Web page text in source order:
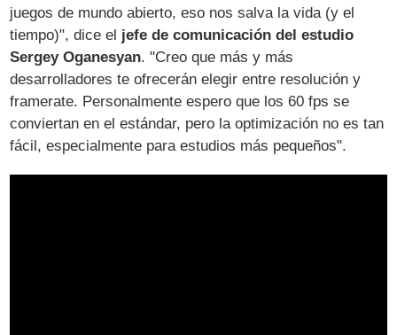
juegos de mundo abierto, eso nos salva la vida (y el
tiempo)", dice el jefe de comunicación del estudio
Sergey Oganesyan. "Creo que más y más
desarrolladores te ofrecerán elegir entre resolución y
framerate. Personalmente espero que los 60 fps se
conviertan en el estándar, pero la optimización no es tan
fácil, especialmente para estudios más pequeños".